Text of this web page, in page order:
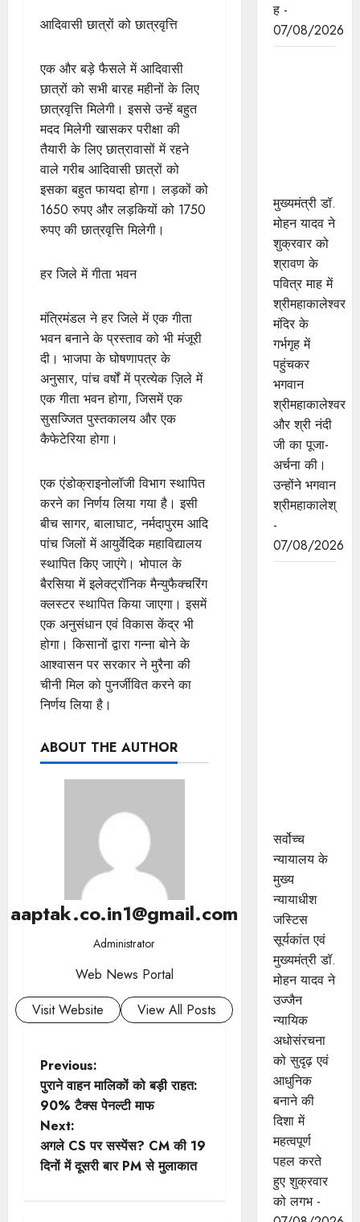
आदिवासी छात्रों को छात्रवृत्ति
एक और बड़े फैसले में आदिवासी
छात्रों को सभी बारह महीनों के लिए
छात्रवृत्ति मिलेगी। इससे उन्हें बहुत
मदद मिलेगी खासकर परीक्षा की
तैयारी के लिए छात्रावासों में रहने
वाले गरीब आदिवासी छात्रों को
इसका बहुत फायदा होगा। लड़कों को
1650 रुपए और लड़कियों को 1750
रुपए की छात्रवृत्ति मिलेगी।
हर जिले में गीता भवन
मंत्रिमंडल ने हर जिले में एक गीता
भवन बनाने के प्रस्ताव को भी मंजूरी
दी। भाजपा के घोषणापत्र के
अनुसार, पांच वर्षों में प्रत्येक ज़िले में
एक गीता भवन होगा, जिसमें एक
सुसज्जित पुस्तकालय और एक
कैफेटेरिया होगा।
एक एंडोक्राइनोलॉजी विभाग स्थापित
करने का निर्णय लिया गया है। इसी
बीच सागर, बालाघाट, नर्मदापुरम आदि
पांच जिलों में आयुर्वेदिक महाविद्यालय
स्थापित किए जाएंगे। भोपाल के
बैरसिया में इलेक्ट्रॉनिक मैन्युफैक्चरिंग
क्लस्टर स्थापित किया जाएगा। इसमें
एक अनुसंधान एवं विकास केंद्र भी
होगा। किसानों द्वारा गन्ना बोने के
आश्वासन पर सरकार ने मुरैना की
चीनी मिल को पुनर्जीवित करने का
निर्णय लिया है।
ABOUT THE AUTHOR
aaptak.co.in1@gmail.com
Administrator
Web News Portal
Visit Website
View All Posts
P
o
s
t
Previous:
पुराने वाहन मालिकों को बड़ी राहत:
90% टैक्स पेनल्टी माफ
Next:
अगले CS पर सस्पेंस? CM की 19
दिनों में दूसरी बार PM से मुलाकात
ह -
07/08/2026
मुख्यमंत्री डॉ.
मोहन यादव ने
शुक्रवार को
श्रावण के
पवित्र माह में
श्रीमहाकालेश्‍वर
मंदिर के
गर्भगृह में
पहुंचकर
भगवान
श्रीमहाकालेश्‍वर
और श्री नंदी
जी का पूजा-
अर्चना की।
उन्‍होंने भगवान
श्रीमहाकालेश्
-
07/08/2026
सर्वोच्च
न्यायालय के
मुख्‍य
न्‍यायाधीश
जस्टिस
सूर्यकांत एवं
मुख्यमंत्री डॉ.
मोहन यादव ने
उज्जैन
न्यायिक
अधोसंरचना
को सुदृढ़ एवं
आधुनिक
बनाने की
दिशा में
महत्वपूर्ण
पहल करते
हुए शुक्रवार
को लगभ -